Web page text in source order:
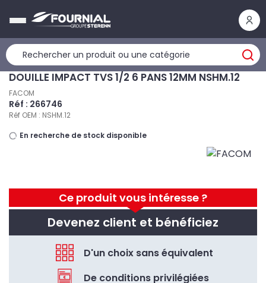
Ce produit vous intéresse ?
Devenez client et bénéficiez
D'un choix sans équivalent
De conditions privilégiées
DOUILLE IMPACT TVS 1/2 6 PANS 12MM NSHM.12
FACOM
Réf : 266746
Réf OEM : NSHM.12
En recherche de stock disponible